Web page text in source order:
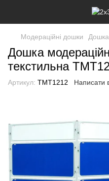
Модераційні дошки
Дошка
текстильна
Артикул: TMT1212 Написати